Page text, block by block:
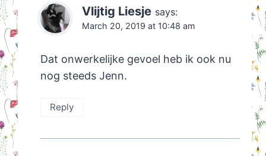
Vlijtig Liesje says:
March 20, 2019 at 10:48 am
Dat onwerkelijke gevoel heb ik ook nu
nog steeds Jenn.
Reply